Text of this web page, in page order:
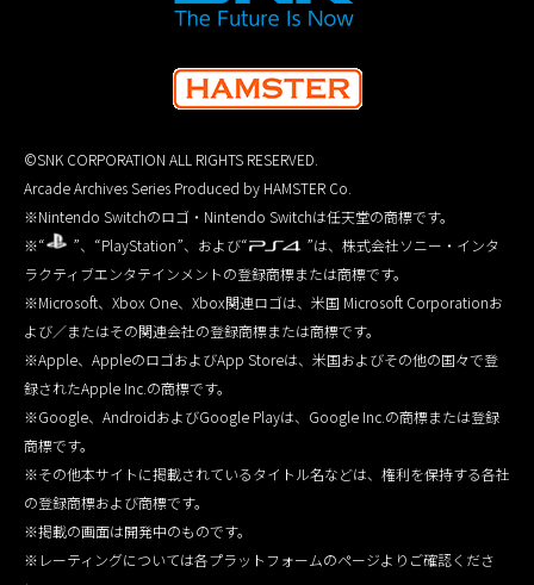
©SNK CORPORATION ALL RIGHTS RESERVED.
Arcade Archives Series Produced by HAMSTER Co.
※Nintendo Switchのロゴ・Nintendo Switchは任天堂の商標です。
※“
”、“PlayStation”、および“
”は、株式会社ソニー・インタ
ラクティブエンタテインメントの登録商標または商標です。
※Microsoft、Xbox One、Xbox関連ロゴは、米国 Microsoft Corporationお
よび／またはその関連会社の登録商標または商標です。
※Apple、AppleのロゴおよびApp Storeは、米国およびその他の国々で登
録されたApple Inc.の商標です。
※Google、AndroidおよびGoogle Playは、Google Inc.の商標または登録
商標です。
※その他本サイトに掲載されているタイトル名などは、権利を保持する各社
の登録商標および商標です。
※掲載の画面は開発中のものです。
※レーティングについては各プラットフォームのページよりご確認くださ